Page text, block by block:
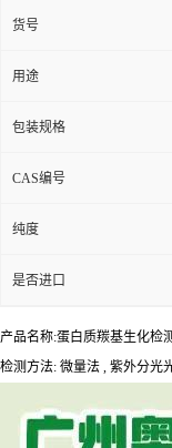
货号
用途
包装规格
CAS编号
纯度
是否进口
产品名称:蛋白质羰基生化检
检测方法: 微量法 , 紫外分光